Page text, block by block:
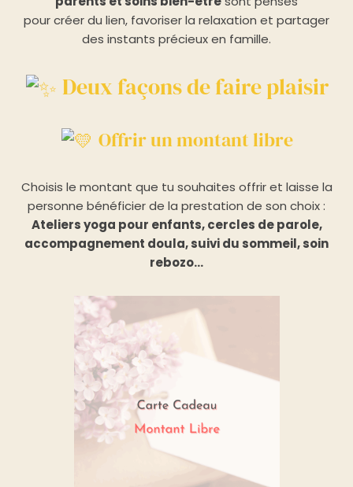
pour créer du lien, favoriser la relaxation et partager
des instants précieux en famille.
Deux façons de faire plaisir
Offrir un montant libre
Choisis le montant que tu souhaites offrir et laisse la
personne bénéficier de la prestation de son choix :
Ateliers yoga pour enfants, cercles de parole,
accompagnement doula, suivi du sommeil, soin
rebozo…